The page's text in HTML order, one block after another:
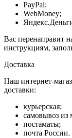
PayPal;
WebMoney;
Вас перенаправит
инструкциям,
Доставка
Наш интернет-
доставки:
курьерская;
самовывоз из
постаматы;
почта России.